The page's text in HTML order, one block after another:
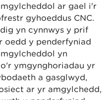
ar gael i'r
gyhoeddus CNC.
yn cynnwys y prif
oedd y penderfyniad
yn
ymgynghoriadau yr
a gasglwyd,
ar yr amgylchedd,